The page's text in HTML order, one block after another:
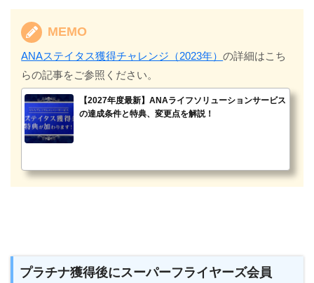
MEMO
ANAステイタス獲得チャレンジ（2023年）の詳細はこち
らの記事をご参照ください。
【2027年度最新】ANAライフソリューションサービス
の達成条件と特典、変更点を解説！
プラチナ獲得後にスーパーフライヤーズ会員